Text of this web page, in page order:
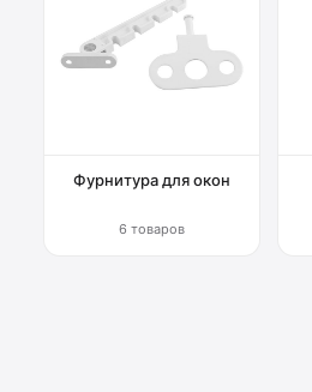
Фурнитура для окон
6 товаров